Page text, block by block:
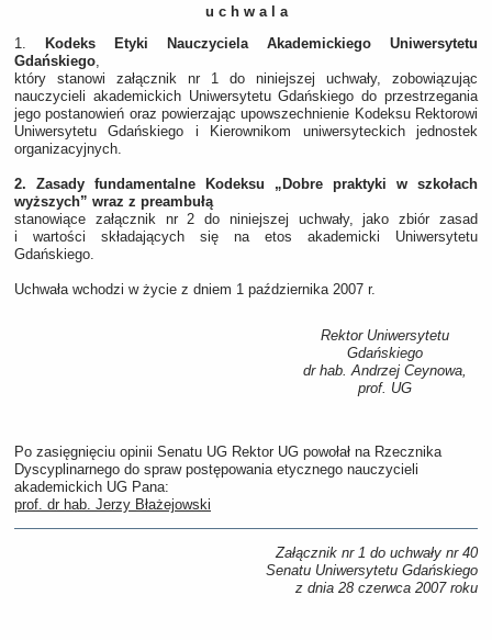
u c h w a l a
1.
Kodeks Etyki Nauczyciela Akademickiego Uniwersytetu
Gdańskiego
który stanowi załącznik nr 1 do niniejszej uchwały, zobowiązując
nauczycieli akademickich Uniwersytetu Gdańskiego do przestrzegania
jego postanowień oraz powierzając upowszechnienie Kodeksu Rektorowi
Uniwersytetu Gdańskiego i Kierownikom uniwersyteckich jednostek
organizacyjnych.
2. Zasady fundamentalne Kodeksu „Dobre praktyki w szkołach
wyższych” wraz z preambułą
stanowiące załącznik nr 2 do niniejszej uchwały, jako zbiór zasad
i wartości składających się na etos akademicki Uniwersytetu
Gdańskiego.
Uchwała wchodzi w życie z dniem 1 października 2007 r.
Rektor Uniwersytetu
Gdańskiego
dr hab. Andrzej Ceynowa,
prof. UG
Po zasięgnięciu opinii Senatu UG Rektor UG powołał na Rzecznika
Dyscyplinarnego do spraw postępowania etycznego nauczycieli
akademickich UG Pana:
prof. dr hab. Jerzy Błażejowski
Załącznik nr 1 do uchwały nr 40
Senatu Uniwersytetu Gdańskiego
z dnia 28 czerwca 2007 roku